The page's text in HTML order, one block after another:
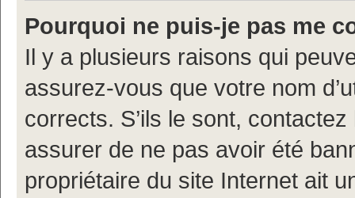
Pourquoi ne puis-je pas me
Il y a plusieurs raisons qui
assurez-vous que votre nom
corrects. S’ils le sont,
assurer de ne pas avoir été
propriétaire du site Internet ait